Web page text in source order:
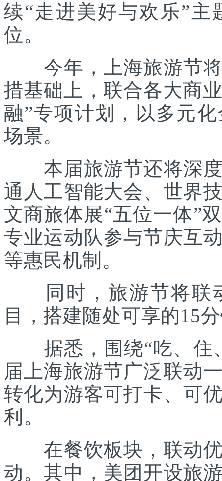
续“走进美好与欢乐”主
位。
今年，上海旅游节将
措基础上，联合各大商
融”专项计划，以多元
场景。
本届旅游节还将深度
通人工智能大会、世界
文商旅体展“五位一体”
专业运动队参与节庆互
等惠民机制。
同时，旅游节将联
目，搭建随处可享的15
据悉，围绕“吃、住
届上海旅游节广泛联动
转化为游客可打卡、可
利。
在餐饮板块，联动优
动。其中，美团开设旅